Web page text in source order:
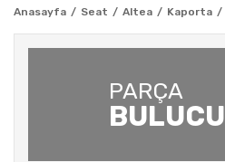
Anasayfa Seat Altea Kaporta
PARÇA
BULUCU